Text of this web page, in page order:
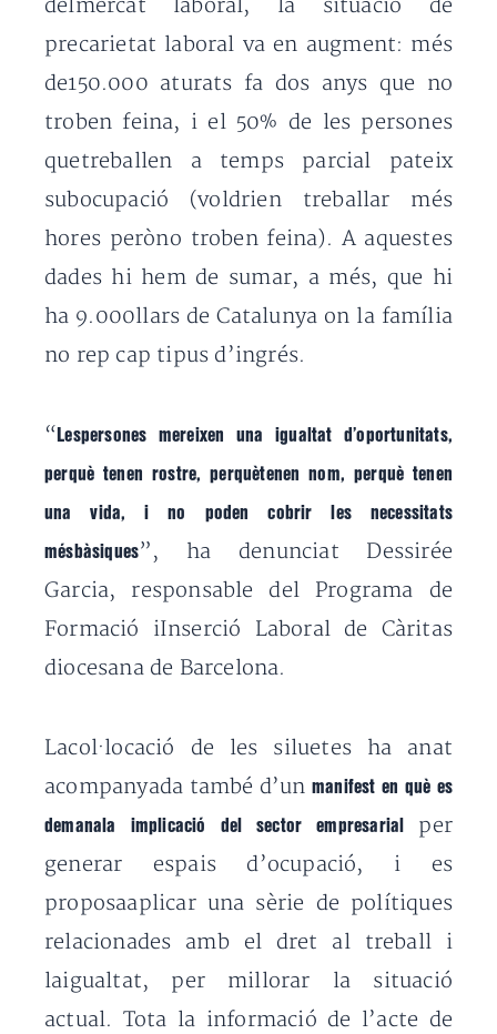
delmercat laboral, la situació de
precarietat laboral va en augment: més
de150.000 aturats fa dos anys que no
troben feina, i el 50% de les persones
quetreballen a temps parcial pateix
subocupació (voldrien treballar més
hores peròno troben feina). A aquestes
dades hi hem de sumar, a més, que hi
ha 9.000llars de Catalunya on la família
no rep cap tipus d’ingrés.
“Lespersones mereixen una igualtat d’oportunitats,
perquè tenen rostre, perquètenen nom, perquè tenen
una vida, i no poden cobrir les necessitats
mésbàsiques”, ha denunciat Dessirée
Garcia, responsable del Programa de
Formació iInserció Laboral de Càritas
diocesana de Barcelona.
Lacol·locació de les siluetes ha anat
acompanyada també d’un manifest en què es
demanala implicació del sector empresarial per
generar espais d’ocupació, i es
proposaaplicar una sèrie de polítiques
relacionades amb el dret al treball i
laigualtat, per millorar la situació
actual. Tota la informació de l’acte de